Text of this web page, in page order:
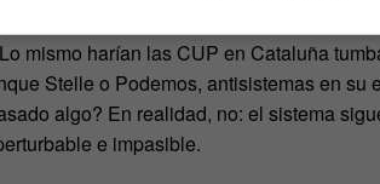
de ver aceptable el uso de la violencia
mismo harían las CUP en Cataluña
Stelle o Podemos, antisistemas en su
algo? En realidad, no: el sistema
e impasible.